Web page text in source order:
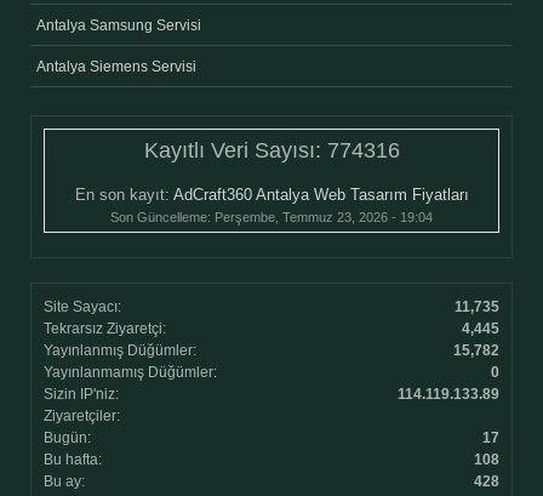
Antalya Samsung Servisi
Antalya Siemens Servisi
Kayıtlı Veri Sayısı: 774316
En son kayıt: AdCraft360 Antalya Web Tasarım Fiyatları
Son Güncelleme: Perşembe, Temmuz 23, 2026 - 19:04
Site Sayacı:
11,735
Tekrarsız Ziyaretçi:
4,445
Yayınlanmış Düğümler:
15,782
Yayınlanmamış Düğümler:
0
Sizin IP'niz:
114.119.133.89
Ziyaretçiler:
Bugün:
17
Bu hafta:
108
Bu ay:
428